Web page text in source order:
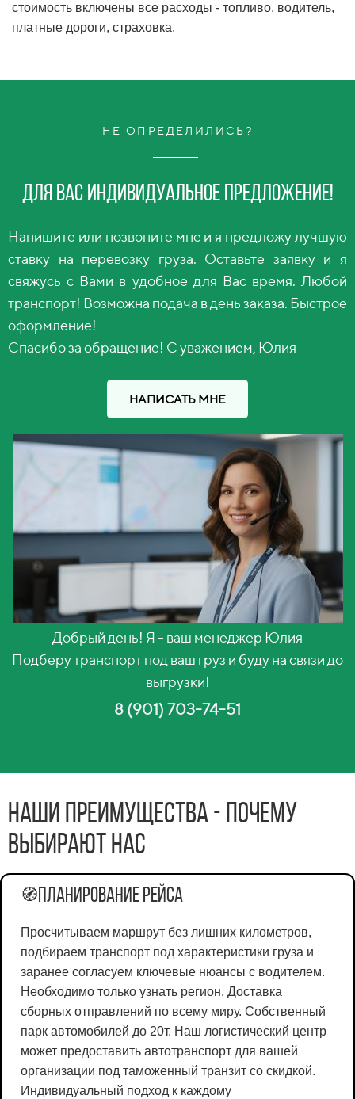
стоимость включены все расходы - топливо, водитель,
платные дороги, страховка.
НЕ ОПРЕДЕЛИЛИСЬ?
Для вас индивидуальное предложение!
Напишите или позвоните мне и я предложу лучшую
ставку на перевозку груза. Оставьте заявку и я
свяжусь с Вами в удобное для Вас время. Любой
транспорт! Возможна подача в день заказа. Быстрое
оформление!
Спасибо за обращение! С уважением, Юлия
НАПИСАТЬ МНЕ
Добрый день! Я - ваш менеджер Юлия
Подберу транспорт под ваш груз и буду на связи до
выгрузки!
8 (901) 703-74-51
Наши преимущества - почему
выбирают нас
🧭Планирование рейса
Просчитываем маршрут без лишних километров,
подбираем транспорт под характеристики груза и
заранее согласуем ключевые нюансы с водителем.
Необходимо только узнать регион. Доставка
сборных отправлений по всему миру. Собственный
парк автомобилей до 20т. Наш логистический центр
может предоставить автотранспорт для вашей
организации под таможенный транзит со скидкой.
Индивидуальный подход к каждому